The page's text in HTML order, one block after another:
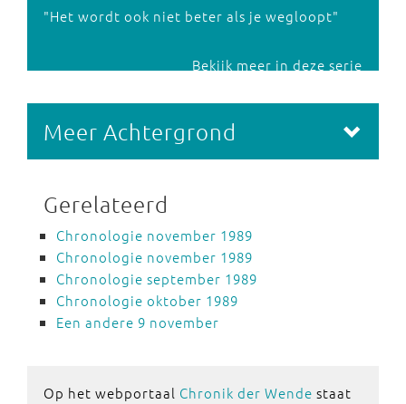
"Het wordt ook niet beter als je wegloopt"
Bekijk meer in deze serie
Meer Achtergrond
Gerelateerd
Chronologie november 1989
Chronologie november 1989
Chronologie september 1989
Chronologie oktober 1989
Een andere 9 november
Op het webportaal Chronik der Wende staat